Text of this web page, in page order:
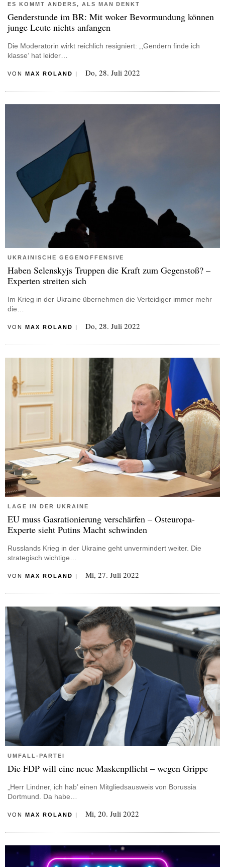
ES KOMMT ANDERS, ALS MAN DENKT
Genderstunde im BR: Mit woker Bevormundung können
junge Leute nichts anfangen
Die Moderatorin wirkt reichlich resigniert: „‚Gendern finde ich
klasse‘ hat leider…
VON MAX ROLAND | Do, 28. Juli 2022
UKRAINISCHE GEGENOFFENSIVE
Haben Selenskyjs Truppen die Kraft zum Gegenstoß? –
Experten streiten sich
Im Krieg in der Ukraine übernehmen die Verteidiger immer mehr
die…
VON MAX ROLAND | Do, 28. Juli 2022
LAGE IN DER UKRAINE
EU muss Gasrationierung verschärfen – Osteuropa-
Experte sieht Putins Macht schwinden
Russlands Krieg in der Ukraine geht unvermindert weiter. Die
strategisch wichtige…
VON MAX ROLAND | Mi, 27. Juli 2022
UMFALL-PARTEI
Die FDP will eine neue Maskenpflicht – wegen Grippe
„Herr Lindner, ich hab’ einen Mitgliedsausweis von Borussia
Dortmund. Da habe…
VON MAX ROLAND Mi, 20. Juli 2022